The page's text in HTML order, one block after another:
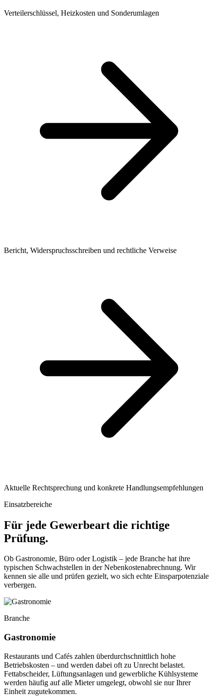
Verteilerschlüssel, Heizkosten und Sonderumlagen
Bericht, Widerspruchsschreiben und rechtliche Verweise
Aktuelle Rechtsprechung und konkrete Handlungsempfehlungen
Einsatzbereiche
Für jede Gewerbeart die richtige
Prüfung.
Ob Gastronomie, Büro oder Logistik – jede Branche hat ihre
typischen Schwachstellen in der Nebenkostenabrechnung. Wir
kennen sie alle und prüfen gezielt, wo sich echte Einsparpotenziale
verbergen.
Branche
Gastronomie
Restaurants und Cafés zahlen überdurchschnittlich hohe
Betriebskosten – und werden dabei oft zu Unrecht belastet.
Fettabscheider, Lüftungsanlagen und gewerbliche Kühlsysteme
werden häufig auf alle Mieter umgelegt, obwohl sie nur Ihrer
Einheit zugutekommen.